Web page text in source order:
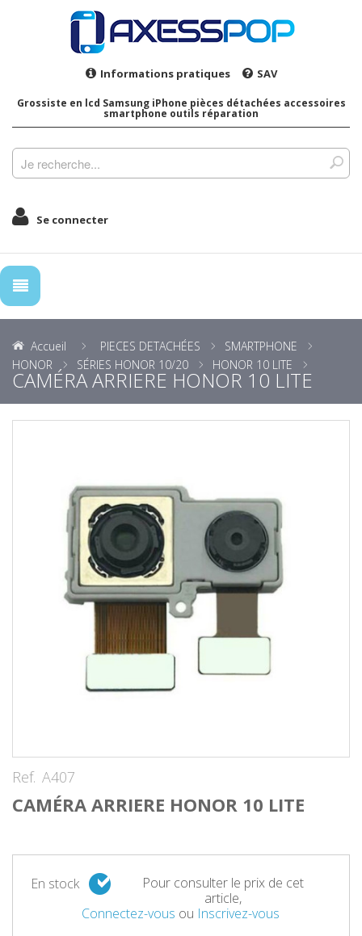
Informations pratiques SAV
Grossiste en lcd Samsung iPhone pièces détachées accessoires
smartphone outils réparation
Se connecter
Accueil PIECES DETACHÉES
SMARTPHONE
HONOR
SÉRIES HONOR 10/20 HONOR 10 LITE
CAMÉRA ARRIERE HONOR 10 LITE
Ref. A407
CAMÉRA ARRIERE HONOR 10 LITE
En stock
Pour consulter le prix de cet
article,
Connectez-vous ou Inscrivez-vous